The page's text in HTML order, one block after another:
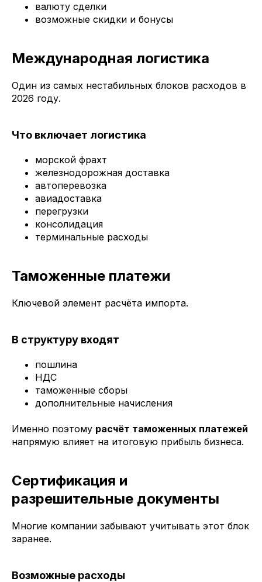
валюту сделки
возможные скидки и бонусы
Международная логистика
Один из самых нестабильных блоков расходов в
2026 году.
Что включает логистика
морской фрахт
железнодорожная доставка
автоперевозка
авиадоставка
перегрузки
консолидация
терминальные расходы
Таможенные платежи
Ключевой элемент расчёта импорта.
В структуру входят
пошлина
НДС
таможенные сборы
дополнительные начисления
Именно поэтому расчёт таможенных платежей
напрямую влияет на итоговую прибыль бизнеса.
Сертификация и
разрешительные документы
Многие компании забывают учитывать этот блок
заранее.
Возможные расходы